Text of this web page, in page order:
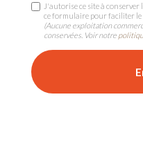
J'autorise ce site à
ce formulaire pour faciliter le
(Aucune exploitation
conservées. Voir notre